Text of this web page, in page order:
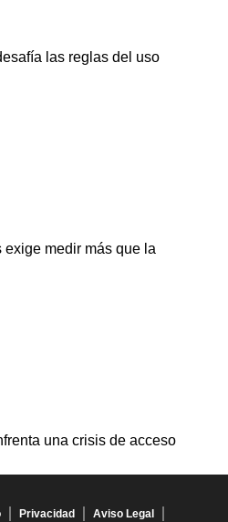
las reglas del uso
exige medir más que la
una crisis de acceso
Privacidad Aviso Legal